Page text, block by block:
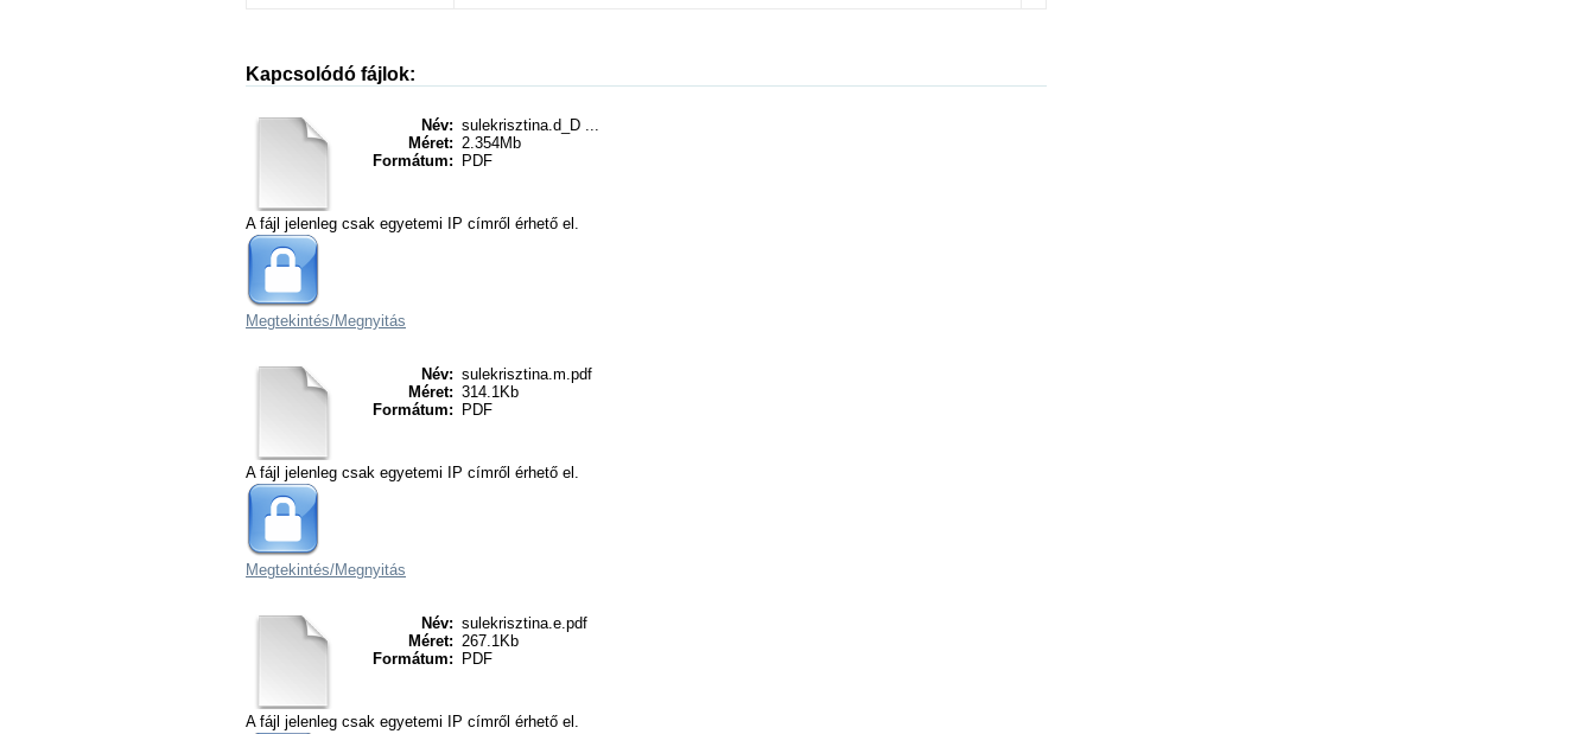
Kapcsolódó fájlok:
Név: sulekrisztina.d_D ...
Méret: 2.354Mb
Formátum:
PDF
A fájl jelenleg csak egyetemi IP címről érhető el.
Megtekintés/Megnyitás
Név: sulekrisztina.m.pdf
Méret: 314.1Kb
Formátum:
PDF
A fájl jelenleg csak egyetemi IP címről érhető el.
Megtekintés/Megnyitás
Név: sulekrisztina.e.pdf
Méret: 267.1Kb
Formátum:
PDF
A fájl jelenleg csak egyetemi IP címről érhető el.